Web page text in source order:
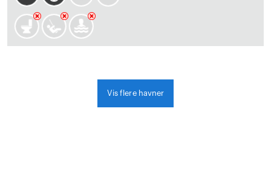
Vis flere havner